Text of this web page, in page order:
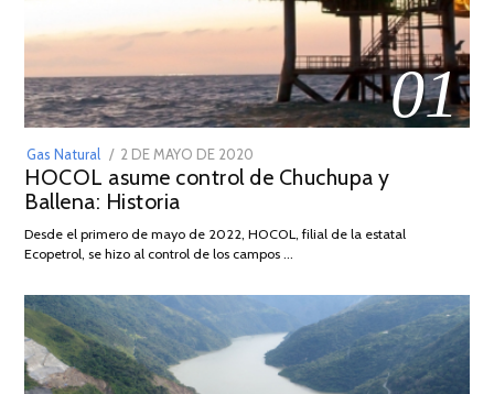
01
Gas Natural
POSTED
ON
2 DE MAYO DE 2020
DE
2026
HOCOL asume control de Chuchupa y
Ballena: Historia
Desde el primero de mayo de 2022, HOCOL, filial de la estatal
Ecopetrol, se hizo al control de los campos …